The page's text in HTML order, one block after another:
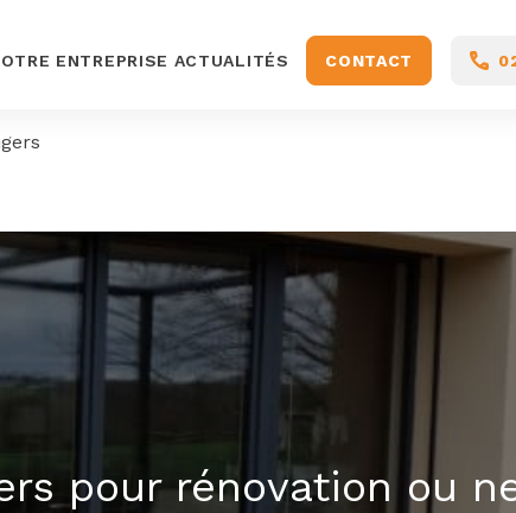
ENTREPRISE ACTUALITÉS CONTACT
pour rénovation ou